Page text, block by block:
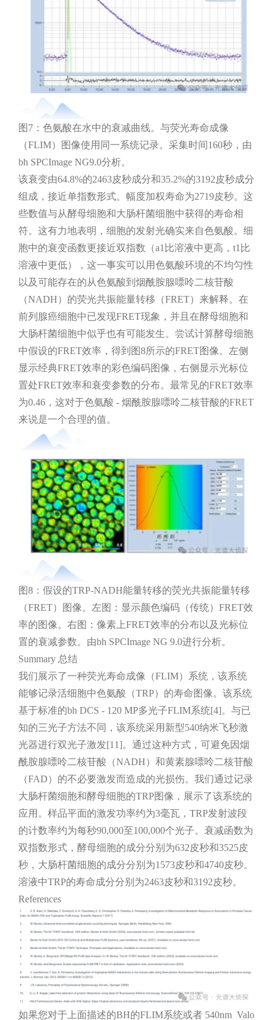
图7：色氨酸在水中的衰减曲线。与荧光寿命成像
（FLIM）图像使用同一系统记录。采集时间160秒，由
bh SPCImage NG9.0分析。
该衰变由64.8%的2463皮秒成分和35.2%的3192皮秒成分
组成，接近单指数形式。幅度加权寿命为2719皮秒。这
些数值与从酵母细胞和大肠杆菌细胞中获得的寿命相
符。这有力地表明，细胞的发射光确实来自色氨酸。细
胞中的衰变函数更接近双指数（a1比溶液中更高，t1比
溶液中更低），这一事实可以用色氨酸环境的不均匀性
以及可能存在的从色氨酸到烟酰胺腺嘌呤二核苷酸
（NADH）的荧光共振能量转移（FRET）来解释。在
前列腺癌细胞中已发现FRET现象，并且在酵母细胞和
大肠杆菌细胞中似乎也有可能发生。尝试计算酵母细胞
中假设的FRET效率，得到图8所示的FRET图像。左侧
显示经典FRET效率的彩色编码图像，右侧显示光标位
置处FRET效率和衰变参数的分布。最常见的FRET效率
为0.46，这对于色氨酸 - 烟酰胺腺嘌呤二核苷酸的FRET
来说是一个合理的值。
图8：假设的TRP-NADH能量转移的荧光共振能量转移
（FRET）图像。左图：显示颜色编码（传统）FRET效
率的图像。右图：像素上FRET效率的分布以及光标位
置的衰减参数。由bh SPCImage NG 9.0进行分析。
Summary 总结
我们展示了一种荧光寿命成像（FLIM）系统，该系统
能够记录活细胞中色氨酸（TRP）的寿命图像。该系统
基于标准的bh DCS - 120 MP多光子FLIM系统[4]。与已
知的三光子方法不同，该系统采用新型540纳米飞秒激
光器进行双光子激发[11]。通过这种方式，可避免因烟
酰胺腺嘌呤二核苷酸（NADH）和黄素腺嘌呤二核苷酸
（FAD）的不必要激发而造成的光损伤。我们通过记录
大肠杆菌细胞和酵母细胞的TRP图像，展示了该系统的
应用。样品平面的激发功率约为3毫瓦，TRP发射波段
的计数率约为每秒90,000至100,000个光子。衰减函数为
双指数形式，酵母细胞的成分分别为632皮秒和3525皮
秒，大肠杆菌细胞的成分分别为1573皮秒和4740皮秒。
溶液中TRP的寿命成分分别为2463皮秒和3192皮秒。
References
如果您对于上面描述的BH的FLIM系统或者 540nm Valo